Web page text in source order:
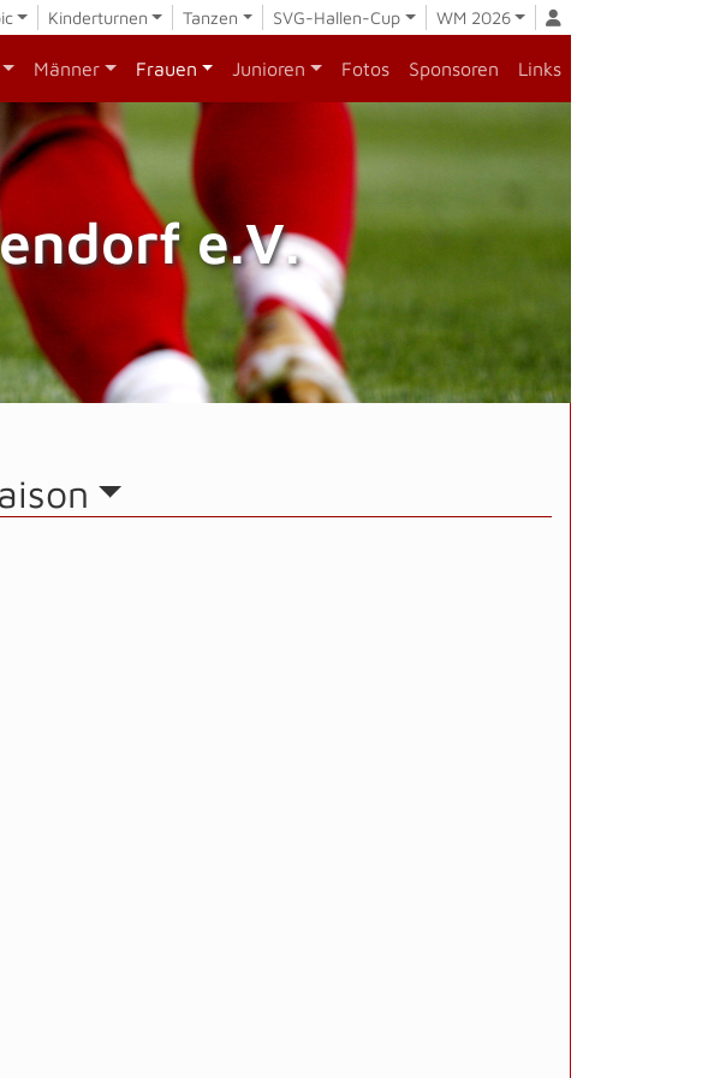
Kinderturnen Tanzen SVG-Hallen-Cup WM 2026
Männer Frauen Junioren Fotos Sponsoren Links
e.V.